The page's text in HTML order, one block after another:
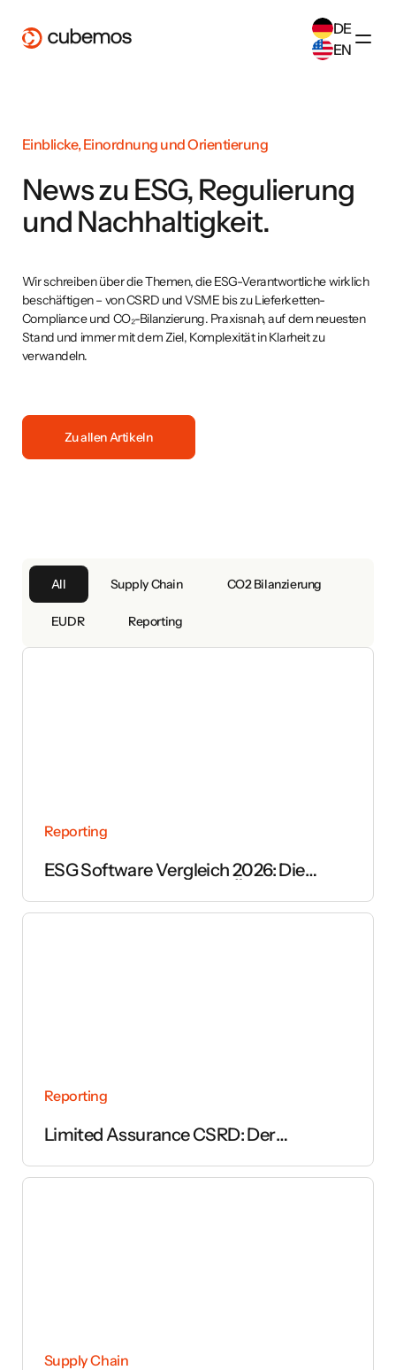
DE
EN
English(EN
Einblicke, Einordnung und Orientierung
News zu ESG, Regulierung
und Nachhaltigkeit.
Wir schreiben über die Themen, die ESG-Verantwortliche wirklich
beschäftigen – von CSRD und VSME bis zu Lieferketten-
Compliance und CO₂-Bilanzierung. Praxisnah, auf dem neuesten
Stand und immer mit dem Ziel, Komplexität in Klarheit zu
verwandeln.
Zu allen Artikeln
All Supply Chain CO2 Bilanzierung
EUDR Reporting
Reporting
ESG Software Vergleich 2026: Die
Reporting
Limited Assurance CSRD: Der
Nachhaltigkeitsberichts
Supply Chain